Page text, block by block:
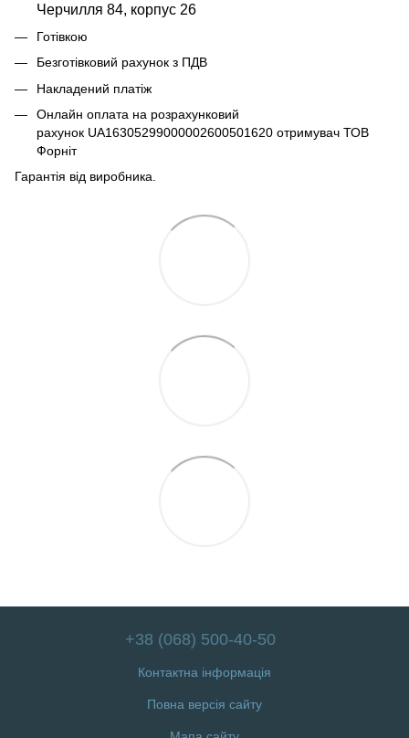
Черчилля 84, корпус 26
Готівкою
Безготівковий рахунок з ПДВ
Накладений платіж
Онлайн оплата на розрахунковий
рахунок UA16305299000002600501620 отримувач ТОВ
Форніт
Гарантія від виробника.
+38 (068) 500-40-50
Контактна інформація
Повна версія сайту